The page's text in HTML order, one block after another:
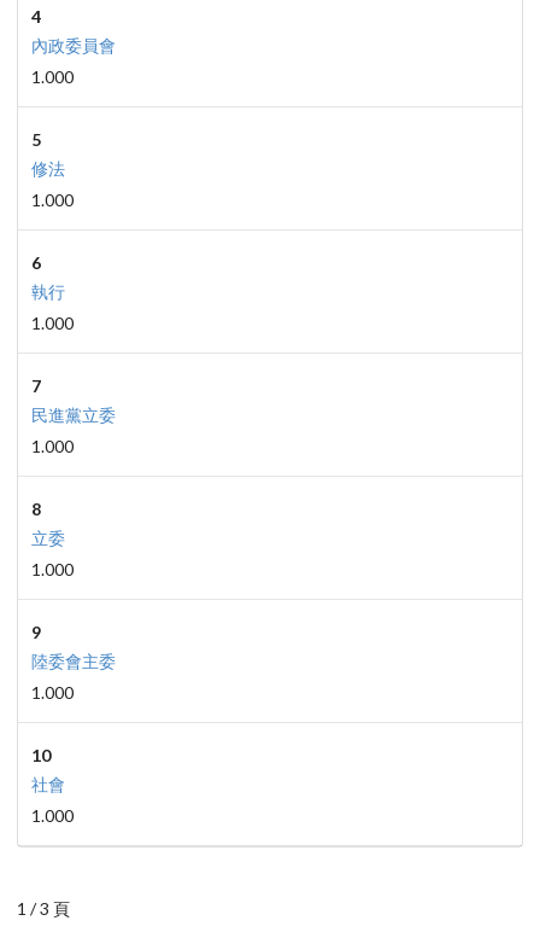
4
內政委員會
1.000
5
修法
1.000
6
執行
1.000
7
民進黨立委
1.000
8
立委
1.000
9
陸委會主委
1.000
10
社會
1.000
1 / 3 頁